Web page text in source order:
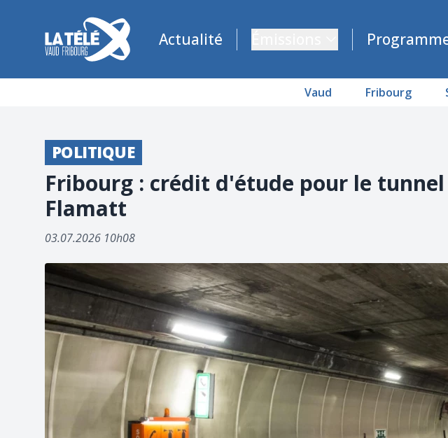
La Télé - Télévision régionale Vaud et Fribourg
Actualité
Vaud Fribourg
POLITIQUE
Fribourg : crédit d'étude pour le
Flamatt
03.07.2026 10h08